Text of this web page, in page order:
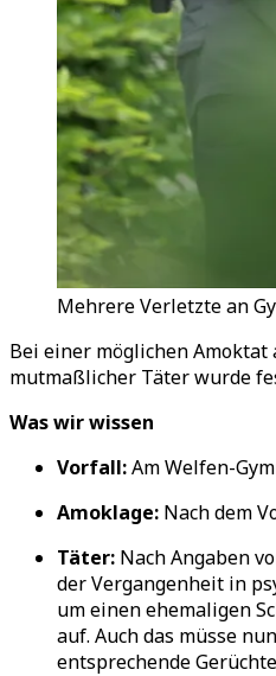
Mehrere Verletzte an
Bei einer möglichen Amoktat
mutmaßlicher Täter wurde
Was wir wissen
Vorfall:Am Welfen-
Amoklage: Nach dem
Täter: Nach Angaben
der Vergangenheit in
um einen ehemaligen
auf. Auch das müsse
entsprechende